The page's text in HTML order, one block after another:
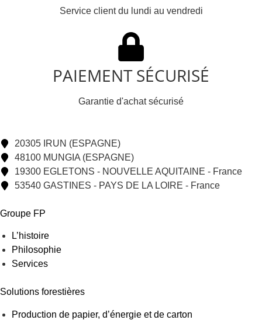
Service client du lundi au vendredi
PAIEMENT SÉCURISÉ
Garantie d'achat sécurisé
20305 IRUN (ESPAGNE)
48100 MUNGIA (ESPAGNE)
19300 EGLETONS - NOUVELLE AQUITAINE - France
53540 GASTINES - PAYS DE LA LOIRE - France
Groupe FP
L’histoire
Philosophie
Services
Solutions forestières
Production de papier, d’énergie et de carton